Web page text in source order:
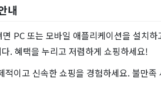
내
PC 또는 모바일 애플리케이션을 설치
. 혜택을 누리고 저렴하게 쇼핑하세요!
적이고 신속한 쇼핑을 경험하세요. 불만